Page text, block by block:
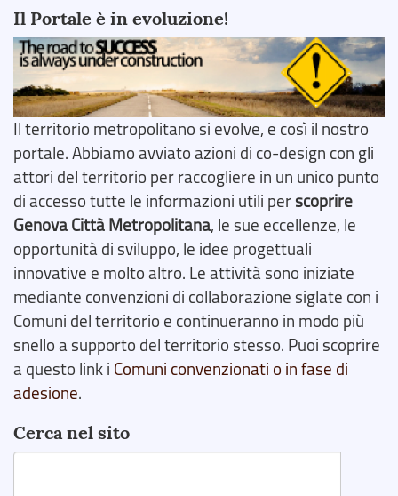
Il Portale è in evoluzione!
Il territorio metropolitano si evolve, e così il nostro
portale. Abbiamo avviato azioni di co-design con gli
attori del territorio per raccogliere in un unico punto
di accesso tutte le informazioni utili perscoprire
Genova Città Metropolitana, le sue eccellenze, le
opportunità di sviluppo, le idee progettuali
innovative e molto altro. Le attività sono iniziate
mediante convenzioni di collaborazione siglate con i
Comuni del territorio e continueranno in modo più
snello a supporto del territorio stesso. Puoi scoprire
a questo link i Comuni convenzionati o in fase di
adesione.
Cerca nel sito